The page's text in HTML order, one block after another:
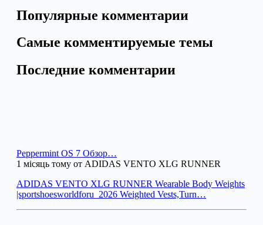
Популярные комментарии
Самые комментируемые темы
Последние комментарии
Peppermint OS 7 Обзор…
1 місяць тому от ADIDAS VENTO XLG RUNNER
ADIDAS VENTO XLG RUNNER Wearable Body Weights
|sportshoesworldforu_2026 Weighted Vests,Turn…